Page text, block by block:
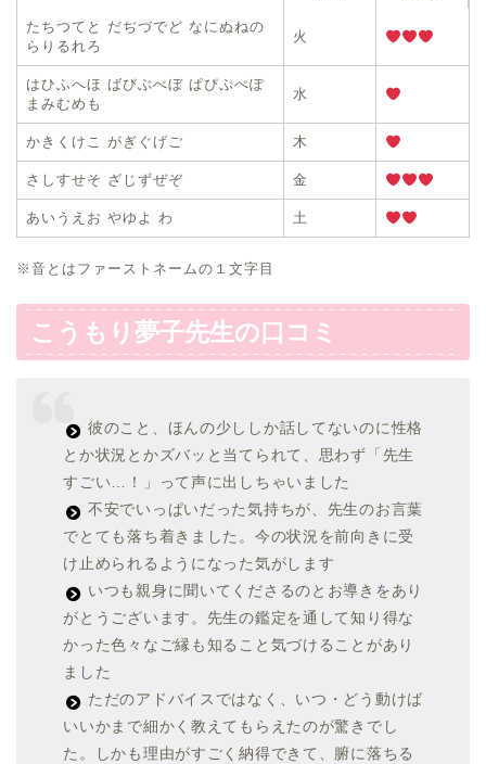
たちつてと だぢづでど なにぬねの
らりるれろ
火
はひふへほ ばびぶべぼ ぱぴぷぺぽ
まみむめも
水
かきくけこ がぎぐげご 木
さしすせそ ざじずぜぞ 金
あいうえお やゆよ わ 土
※音とはファーストネームの１文字目
こうもり夢子先生の口コミ
彼のこと、ほんの少ししか話してないのに性格
とか状況とかズバッと当てられて、思わず「先生
すごい…！」って声に出しちゃいました
不安でいっぱいだった気持ちが、先生のお言葉
でとても落ち着きました。今の状況を前向きに受
け止められるようになった気がします
いつも親身に聞いてくださるのとお導きをあり
がとうございます。先生の鑑定を通して知り得な
かった色々なご縁も知ること気づけることがあり
ました
ただのアドバイスではなく、いつ・どう動けば
いいかまで細かく教えてもらえたのが驚きでし
た。しかも理由がすごく納得できて、腑に落ちる